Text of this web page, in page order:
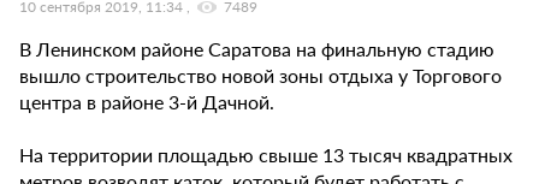
10 сентября 2019, 11:34 7489
В Ленинском районе Саратова на финальную стадию
вышло строительство новой зоны отдыха у Торгового
центра в районе 3-й Дачной.
На территории площадью свыше 13 тысяч квадратных